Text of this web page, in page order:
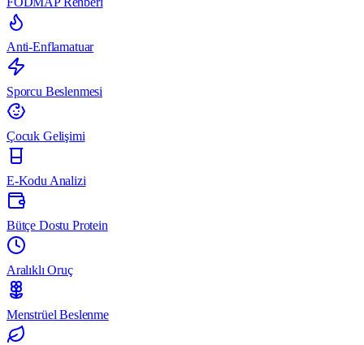
Anti-Enflamatuar
Sporcu Beslenmesi
Çocuk Gelişimi
E-Kodu Analizi
Bütçe Dostu Protein
Aralıklı Oruç
Menstrüel Beslenme